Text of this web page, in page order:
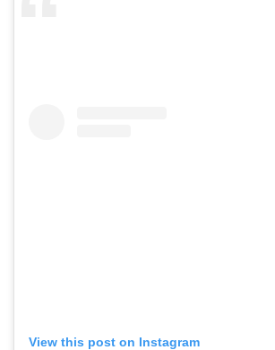
View this post on Instagram